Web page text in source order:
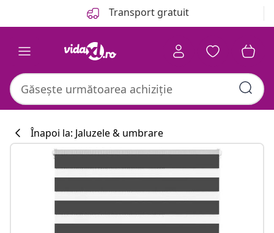
Transport gratuit
Înapoi la: Jaluzele & umbrare